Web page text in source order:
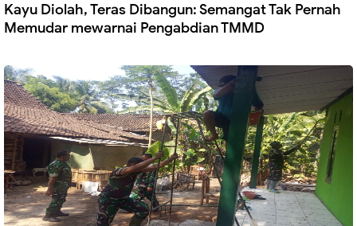
Kayu Diolah, Teras Dibangun: Semangat Tak Pernah
Memudar mewarnai Pengabdian TMMD